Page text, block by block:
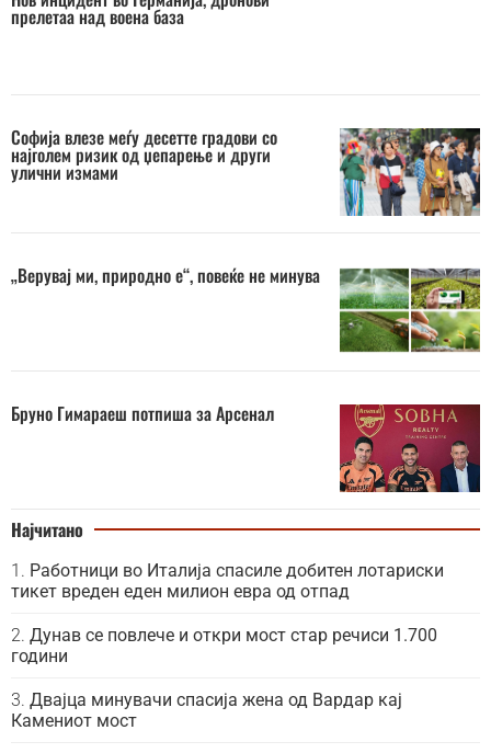
прелетаа над воена база
Софија влезе меѓу десетте градови со
најголем ризик од џепарење и други
улични измами
„Верувај ми, природно е“, повеќе не минува
Бруно Гимараеш потпиша за Арсенал
Најчитано
Работници во Италија спасиле добитен лотариски
тикет вреден еден милион евра од отпад
Дунав се повлече и откри мост стар речиси 1.700
години
Двајца минувачи спасија жена од Вардар кај
Камениот мост